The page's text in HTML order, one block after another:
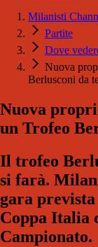
Milanisti
Partite
Dove
Nuova
Berlusconi da
Nuova
un Trofeo
Il trofeo
si farà.
gara
Coppa Italia
Campionato.